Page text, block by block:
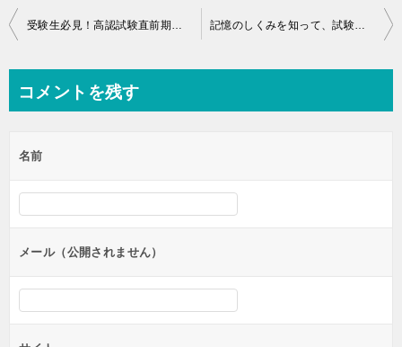
投
ビ
ー
シ
ン
受験生必見！高認試験直前期にやるべき4つの勉強 記憶のしくみを知って、試験対策を効果的に進めよう
コメントを残す
名前
メール（公開されません）